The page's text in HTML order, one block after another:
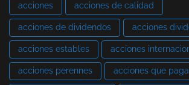
acciones acciones de calidad
acciones de dividendos acciones
acciones estables acciones
acciones perennes acciones que